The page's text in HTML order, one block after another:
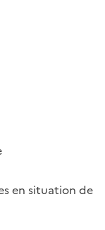
en situation de